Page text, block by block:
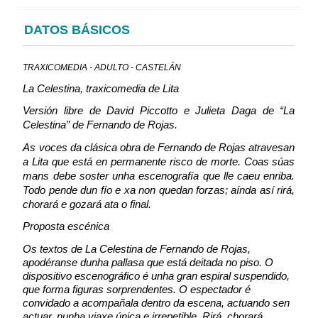
DATOS BÁSICOS
TRAXICOMEDIA - ADULTO - CASTELÁN
La Celestina, traxicomedia de Lita
Versión libre de David Piccotto e Julieta Daga de “La
Celestina” de Fernando de Rojas.
As voces da clásica obra de Fernando de Rojas atravesan
a Lita que está en permanente risco de morte. Coas súas
mans debe soster unha escenografía que lle caeu enriba.
Todo pende dun fío e xa non quedan forzas; aínda así rirá,
chorará e gozará ata o final.
Proposta escénica
Os textos de La Celestina de Fernando de Rojas,
apodéranse dunha pallasa que está deitada no piso. O
dispositivo escenográfico é unha gran espiral suspendido,
que forma figuras sorprendentes. O espectador é
convidado a acompañala dentro da escena, actuando sen